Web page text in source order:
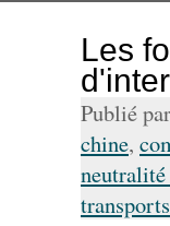
Les
Publié
chine,
neutralité
transports